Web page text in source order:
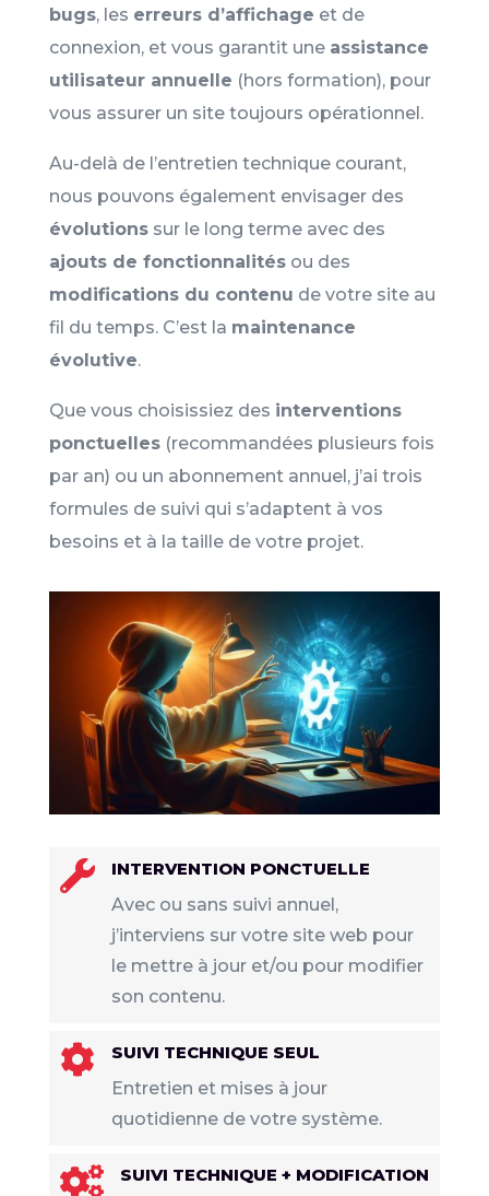
bugs, les erreurs d’affichage et de
connexion, et vous garantit une assistance
utilisateur annuelle (hors formation), pour
vous assurer un site toujours opérationnel.
Au-delà de l’entretien technique courant,
nous pouvons également envisager des
évolutionssur le long terme avec des
ajouts de fonctionnalitésou des
modifications du contenu de votre site au
fil du temps. C’est la maintenance
évolutive.
Que vous choisissiez des interventions
ponctuelles(recommandées plusieurs fois
par an) ou un abonnement annuel, j’ai trois
formules de suivi qui s’adaptent à vos
besoins et à la taille de votre projet.

INTERVENTION PONCTUELLE
Avec ou sans suivi annuel,
j’interviens sur votre site web pour
le mettre à jour et/ou pour modifier
son contenu.

SUIVI TECHNIQUE SEUL
Entretien et mises à jour
quotidienne de votre système.

SUIVI TECHNIQUE + MODIFICATION